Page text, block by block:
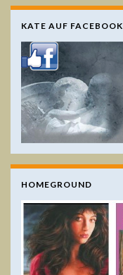
KATE AUF FACEBOOK
HOMEGROUND